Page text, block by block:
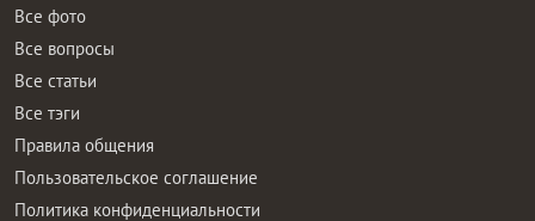
Все фото
Все вопросы
Все статьи
Все тэги
Правила общения
Пользовательское соглашение
Политика конфиденциальности